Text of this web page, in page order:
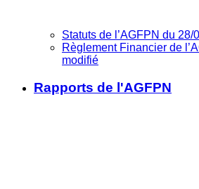
Statuts de l’AGFPN du
Règlement Financier de
modifié
Rapports de l'AGFPN